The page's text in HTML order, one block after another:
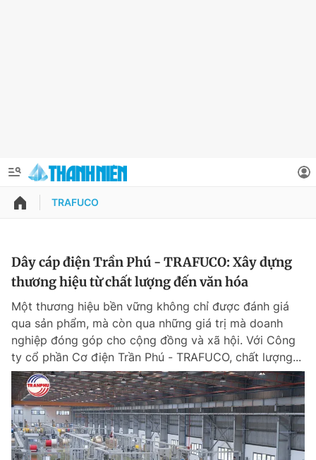
QUẢNG CÁO
Chuyên mục khác
Chào ngày mới Tin 24h
Tin thị trường Tin 360
Video Magazine
Thông tin tài khoản
Đổi mật khẩu
Tin đã lưu
Tin đã xem
Đăng xuất
TRAFUCO
Dây cáp điện Trần Phú - TRAFUCO: Xây dựng
thương hiệu từ chất lượng đến văn hóa
Một thương hiệu bền vững không chỉ được đánh giá
qua sản phẩm, mà còn qua những giá trị mà doanh
nghiệp đóng góp cho cộng đồng và xã hội. Với Công
ty cổ phần Cơ điện Trần Phú - TRAFUCO, chất lượng...